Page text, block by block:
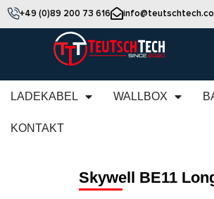
+49 (0)89 200 73 616
LADEKABEL WALLBOX
KONTAKT
Skywell BE11